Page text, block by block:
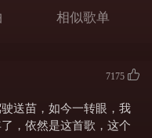
相似歌单
7175
送苗，如今一转眼，我
，依然是这首歌，这个